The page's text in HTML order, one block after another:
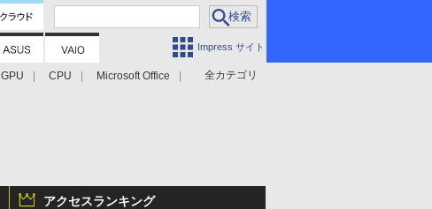
Impress サイト
全カテゴリ
GPU CPU
Microsoft Office
アクセスランキング